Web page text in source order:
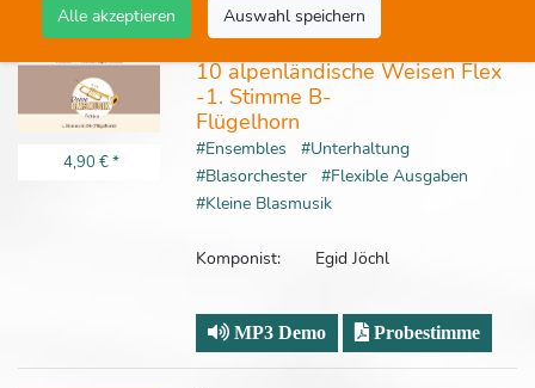
Alle akzeptieren Auswahl speichern
4,90 €*
Noten
10 alpenländische Weisen Flex
-1. Stimme B-
Flügelhorn
#Ensembles
#Unterhaltung
#Blasorchester
#Flexible Ausgaben
#Kleine Blasmusik
Komponist: Egid Jöchl
MP3 Demo Probestimme